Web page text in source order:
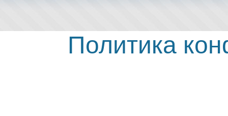
Политика